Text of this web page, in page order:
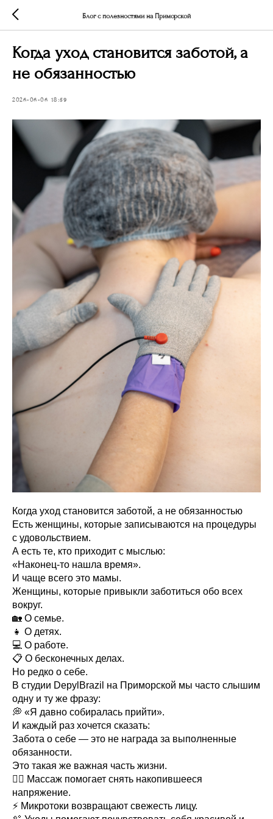
Блог с полезностями на Приморской
Когда уход становится заботой, а
не обязанностью
2026-06-06 18:59
Когда уход становится заботой, а не обязанностью
Есть женщины, которые записываются на процедуры
с удовольствием.
А есть те, кто приходит с мыслью:
«Наконец-то нашла время».
И чаще всего это мамы.
Женщины, которые привыкли заботиться обо всех
вокруг.
🏡 О семье.
👧 О детях.
💻 О работе.
📋 О бесконечных делах.
Но редко о себе.
В студии DepylBrazil на Приморской мы часто слышим
одну и ту же фразу:
💭 «Я давно собиралась прийти».
И каждый раз хочется сказать:
Забота о себе — это не награда за выполненные
обязанности.
Это такая же важная часть жизни.
💆‍♀️ Массаж помогает снять накопившееся
напряжение.
⚡ Микротоки возвращают свежесть лицу.